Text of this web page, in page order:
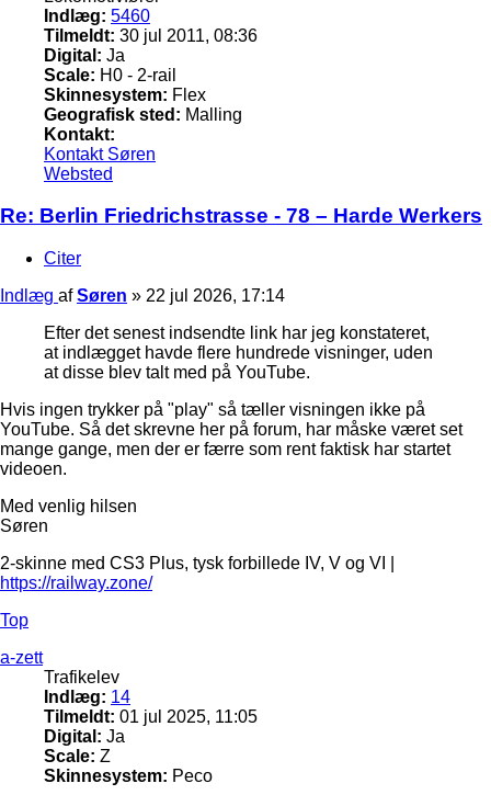
Indlæg: 5460
Tilmeldt: 30 jul 2011, 08:36
Digital: Ja
Scale: H0 - 2-rail
Skinnesystem: Flex
Geografisk sted: Malling
Kontakt:
Kontakt Søren
Websted
Re: Berlin Friedrichstrasse - 78 – Harde Werkers
Citer
Indlæg afSøren » 22 jul 2026, 17:14
Efter det senest indsendte link har jeg konstateret,
at indlægget havde flere hundrede visninger, uden
at disse blev talt med på YouTube.
Hvis ingen trykker på "play" så tæller visningen ikke på
YouTube. Så det skrevne her på forum, har måske været set
mange gange, men der er færre som rent faktisk har startet
videoen.
Med venlig hilsen
Søren
2-skinne med CS3 Plus, tysk forbillede IV, V og VI |
https://railway.zone/
Top
a-zett
Trafikelev
Indlæg: 14
Tilmeldt: 01 jul 2025, 11:05
Digital: Ja
Scale: Z
Skinnesystem: Peco